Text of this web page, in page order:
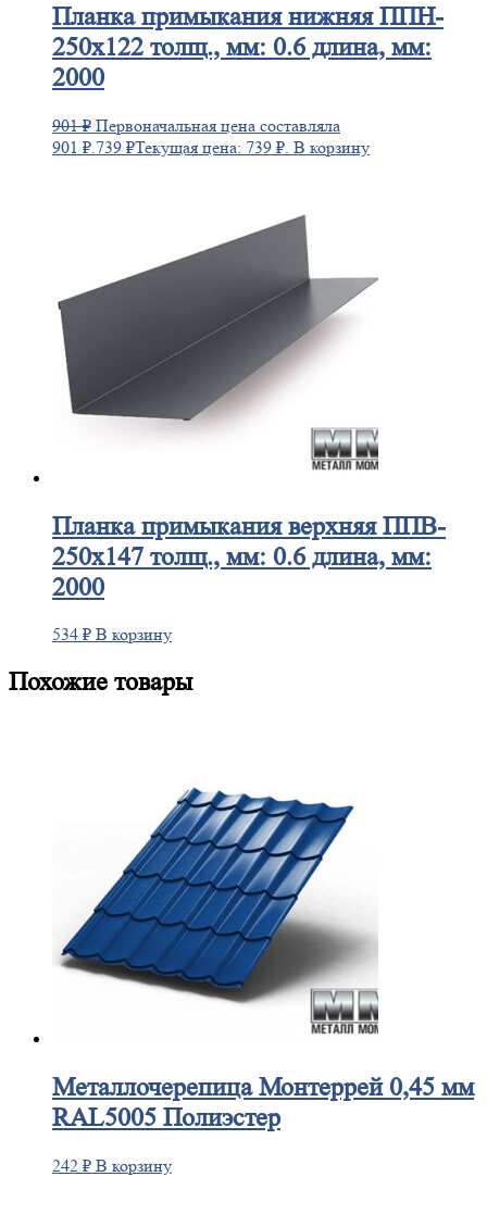
Планкапримыкания нижняя ППН-
250х122 толщ., мм: 0.6 длина, мм:
2000
901₽ Первоначальная цена составляла
901 ₽. 739 ₽Текущая цена: 739 ₽. В корзину
Планкапримыкания верхняя ППВ-
250х147 толщ., мм: 0.6 длина, мм:
2000
534 ₽ В корзину
Похожие товары
МеталлочерепицаМонтеррей 0,45 мм
RAL5005 Полиэстер
242 ₽ В корзину